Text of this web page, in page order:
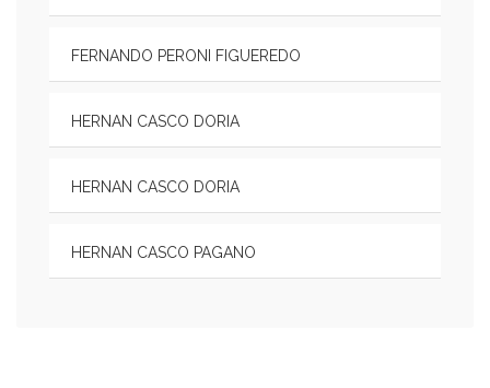
FERNANDO PERONI FIGUEREDO
HERNAN CASCO DORIA
HERNAN CASCO DORIA
HERNAN CASCO PAGANO